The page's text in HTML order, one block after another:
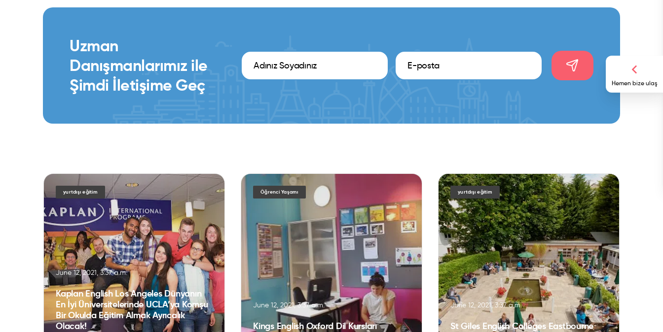
Hemen bize ulaş
Uzman
Danışmanlarımız ile
Şimdi İletişime Geç
yurtdışı eğitim
June 12, 2021, 3:37 a.m.
Kaplan English Los Angeles Dünyanın
En İyi Üniversitelerinde UCLA’ya Komşu
Bir Okulda Eğitim Almak Ayrıcalık
Olacak!
Öğrenci Yaşamı
June 12, 2021, 3:37 a.m.
Kings English Oxford Dil Kursları
yurtdışı eğitim
June 12, 2021, 3:37 a.m.
St Giles English Colleges Eastbourne